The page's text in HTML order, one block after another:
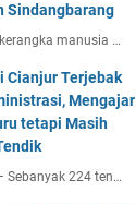
Sindangbarang
manusia …
Cianjur Terjebak
Mengajar
tetapi Masih
224 ten…